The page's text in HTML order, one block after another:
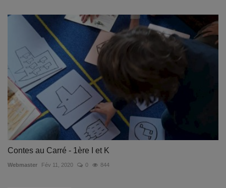
Contes au Carré - 1ère I et K
Webmaster Fév 11, 2020 0 844